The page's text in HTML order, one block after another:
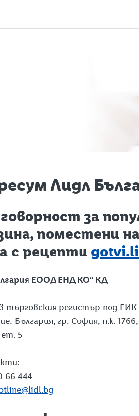
Лидл
за
поместени на
с рецепти
ЕООД ЕНД КО“ КД
търговския регистър под ЕИК
България, гр. София, п.к.
ет. 5
66 444